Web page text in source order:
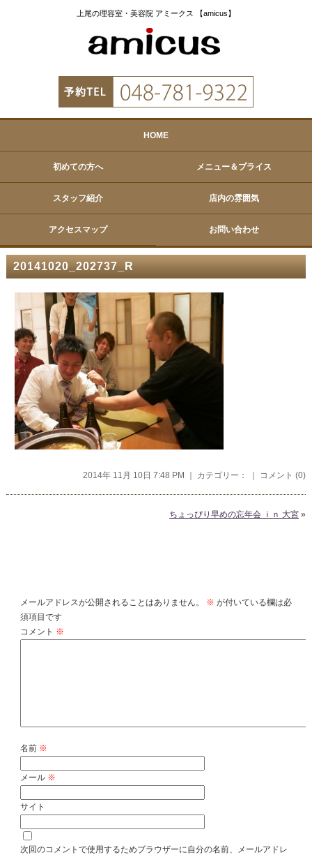
上尾の理容室・美容院 アミークス 【amicus】
HOME
初めての方へ メニュー＆プライス
スタッフ紹介 店内の雰囲気
アクセスマップ お問い合わせ
20141020_202737_R
2014年 11月 10日 7:48 PM ｜ カテゴリー： ｜ コメント (0)
ちょっぴり早めの忘年会 ｉｎ 大宮 »
メールアドレスが公開されることはありません。 ※ が付いている欄は必
須項目です
コメント ※
名前 ※
メール ※
サイト
次回のコメントで使用するためブラウザーに自分の名前、メールアドレ